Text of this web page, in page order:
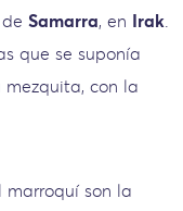
Samarra, en Irak.
que se suponía
con la
son la